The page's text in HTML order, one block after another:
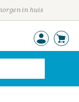
in huis